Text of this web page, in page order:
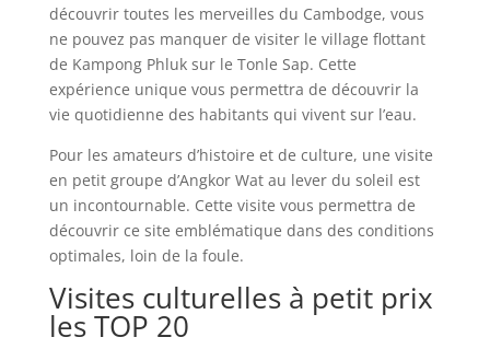
découvrir toutes les merveilles du Cambodge, vous
ne pouvez pas manquer de visiter le village flottant
de Kampong Phluk sur le Tonle Sap. Cette
expérience unique vous permettra de découvrir la
vie quotidienne des habitants qui vivent sur l’eau.
Pour les amateurs d’histoire et de culture, une visite
en petit groupe d’Angkor Wat au lever du soleil est
un incontournable. Cette visite vous permettra de
découvrir ce site emblématique dans des conditions
optimales, loin de la foule.
Visites culturelles à petit prix
les TOP 20